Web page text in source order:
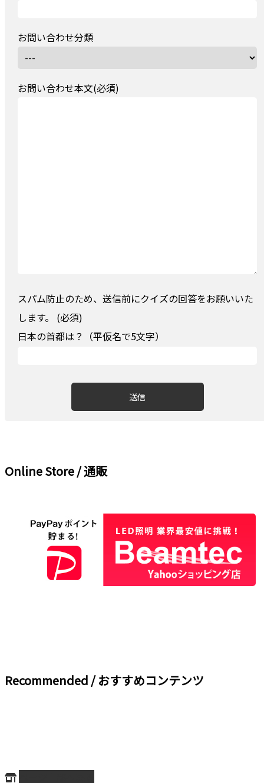
お問い合わせ分類
お問い合わせ本文(必須)
スパム防止のため、送信前にクイズの回答をお願いいた
します。 (必須)
日本の首都は？（平仮名で5文字）
Online Store / 通販
Recommended / おすすめコンテンツ